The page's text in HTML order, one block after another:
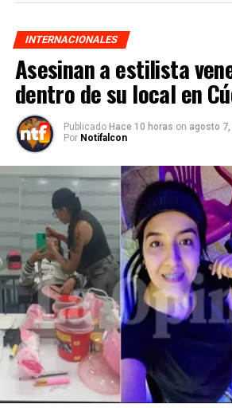
INTERNACIONALES
Asesinan a estilista
dentro de su local en
Publicado Hace 10 horas on agosto 7,
Por Notifalcon